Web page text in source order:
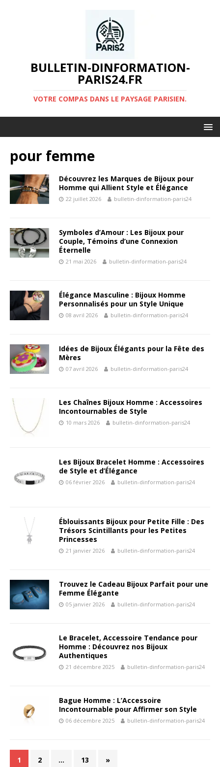
BULLETIN-DINFORMATION-
PARIS24.FR
VOTRE COMPAS DANS LE PAYSAGE PARISIEN.
pour femme
Découvrez les Marques de Bijoux pour
Homme qui Allient Style et Élégance
22 juillet 2026 bulletin-dinformation-paris24
Symboles d’Amour : Les Bijoux pour
Couple, Témoins d’une Connexion
Éternelle
21 mai 2026 bulletin-dinformation-paris24
Élégance Masculine : Bijoux Homme
Personnalisés pour un Style Unique
08 avril 2026 bulletin-dinformation-paris24
Idées de Bijoux Élégants pour la Fête des
Mères
07 avril 2026 bulletin-dinformation-paris24
Les Chaînes Bijoux Homme : Accessoires
Incontournables de Style
10 mars 2026 bulletin-dinformation-paris24
Les Bijoux Bracelet Homme : Accessoires
de Style et d’Élégance
06 février 2026 bulletin-dinformation-paris24
Éblouissants Bijoux pour Petite Fille : Des
Trésors Scintillants pour les Petites
Princesses
21 janvier 2026 bulletin-dinformation-paris24
Trouvez le Cadeau Bijoux Parfait pour une
Femme Élégante
05 janvier 2026 bulletin-dinformation-paris24
Le Bracelet, Accessoire Tendance pour
Homme : Découvrez nos Bijoux
Authentiques
21 décembre 2025 bulletin-dinformation-paris24
Bague Homme : L’Accessoire
Incontournable pour Affirmer son Style
06 décembre 2025 bulletin-dinformation-paris24
1 2 … 13 »